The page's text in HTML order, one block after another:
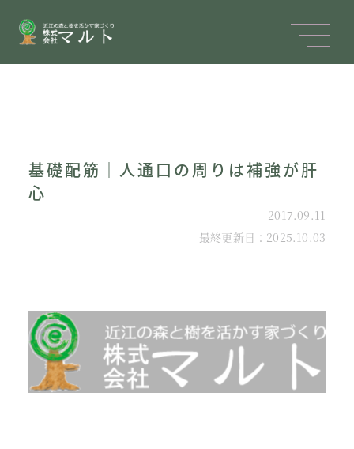
基礎配筋｜人通口の周りは補強が肝
心
2017.09.11
最終更新日：2025.10.03